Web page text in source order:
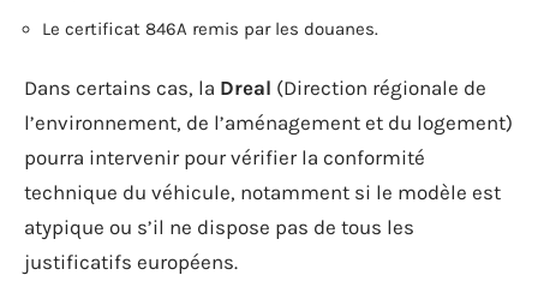
Le certificat 846A remis par les douanes.
Dans certains cas, la Dreal (Direction régionale de
l’environnement, de l’aménagement et du logement)
pourra intervenir pour vérifier la conformité
technique du véhicule, notamment si le modèle est
atypique ou s’il ne dispose pas de tous les
justificatifs européens.